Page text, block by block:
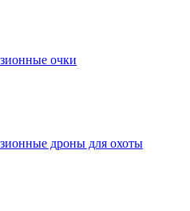
очки
дроны для охоты